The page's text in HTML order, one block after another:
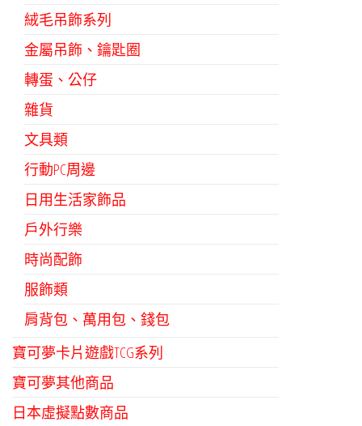
項
絨毛吊飾系列
金屬吊飾、鑰匙圈
轉蛋、公仔
雜貨
文具類
行動PC周邊
日用生活家飾品
戶外行樂
時尚配飾
服飾類
肩背包、萬用包、錢包
寶可夢卡片遊戲TCG系列
寶可夢其他商品
日本虛擬點數商品